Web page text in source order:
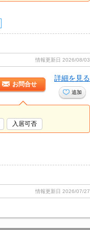
情報更新日 2026/08/03
お問合せ
詳細を見る
追加
入居可否
情報更新日 2026/07/27